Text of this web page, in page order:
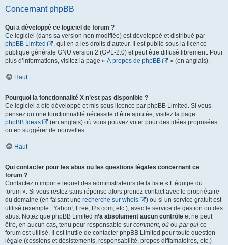
Concernant phpBB
Qui a développé ce logiciel de forum ?
Ce logiciel (dans sa version non modifiée) est développé et distribué par
phpBB Limited
, qui en a les droits d’auteur. Il est publié sous la licence
publique générale GNU version 2 (GPL-2.0) et peut être diffusé librement. Pour
plus d’informations, visitez la page « À propos de phpBB » (en anglais).
Haut
Pourquoi la fonctionnalité X n’est pas disponible ?
Ce logiciel a été développé et mis sous licence par phpBB Limited. Si vous
pensez qu’une fonctionnalité nécessite d’être ajoutée, visitez la page
phpBB Ideas
(en anglais) où vous pouvez voter pour des idées proposées
ou en suggérer de nouvelles.
Haut
Qui contacter pour les abus ou les questions légales concernant ce
forum ?
Contactez n’importe lequel des administrateurs de la liste « L’équipe du
forum ». Si vous restez sans réponse alors prenez contact avec le propriétaire
du domaine (en faisant une recherche sur whois
) ou si un service gratuit est
utilisé (exemple : Yahoo!, Free, f2s.com, etc.), avec le service de gestion ou des
abus. Notez que phpBB Limited n’a absolument aucun contrôle et ne peut
être, en aucun cas, tenu pour responsable sur comment, où ou par qui ce
forum est utilisé. Il est inutile de contacter phpBB Limited pour toute question
légale (cessions et désistements, responsabilité, propos diffamatoires, etc.)